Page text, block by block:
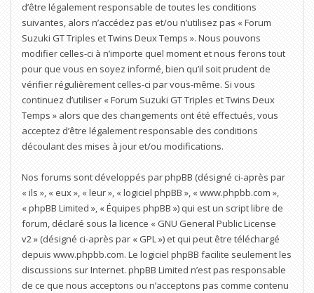
d’être légalement responsable de toutes les conditions
suivantes, alors n’accédez pas et/ou n’utilisez pas « Forum
Suzuki GT Triples et Twins Deux Temps ». Nous pouvons
modifier celles-ci à n’importe quel moment et nous ferons tout
pour que vous en soyez informé, bien qu’il soit prudent de
vérifier régulièrement celles-ci par vous-même. Si vous
continuez d’utiliser « Forum Suzuki GT Triples et Twins Deux
Temps » alors que des changements ont été effectués, vous
acceptez d’être légalement responsable des conditions
découlant des mises à jour et/ou modifications.
Nos forums sont développés par phpBB (désigné ci-après par
« ils », « eux », « leur », « logiciel phpBB », « www.phpbb.com »,
« phpBB Limited », « Équipes phpBB ») qui est un script libre de
forum, déclaré sous la licence «GNU General Public License
v2» (désigné ci-après par « GPL ») et qui peut être téléchargé
depuis www.phpbb.com. Le logiciel phpBB facilite seulement les
discussions sur Internet. phpBB Limited n’est pas responsable
de ce que nous acceptons ou n’acceptons pas comme contenu